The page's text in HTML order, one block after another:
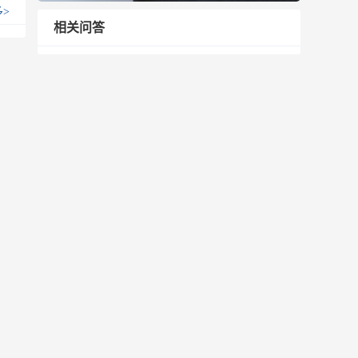
>
相关问答